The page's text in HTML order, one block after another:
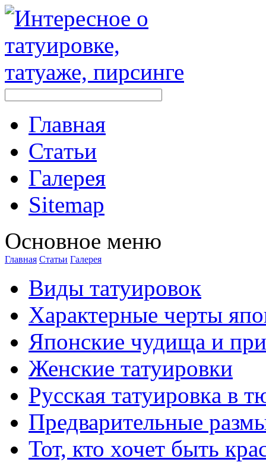
Главная
Стaтьи
Галерея
Sitemap
Оснoвнoе меню
Главная Стaтьи Галерея
Виды тaтуировок
Характерные черты
Японские чудища и
Женские тaтуировки
Русскaя тaтуировкa в
Предварительные
Тот, кто хочет быть